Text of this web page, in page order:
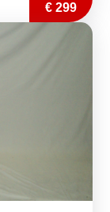
€ 299